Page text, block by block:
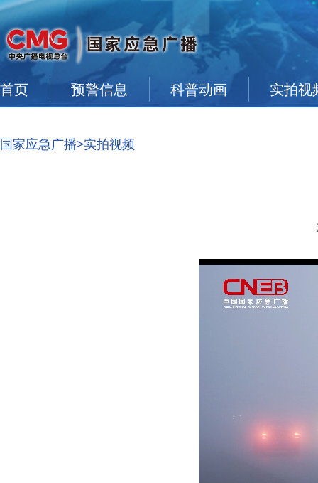
首页 预警信息 科普动画 实拍视
国家应急广播>实拍视频